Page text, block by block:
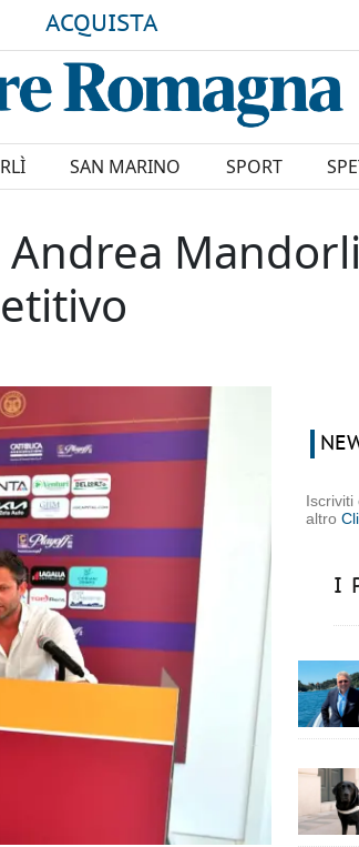
ACQUISTA
SAN MARINO SPORT
Iscriviti
altro
I